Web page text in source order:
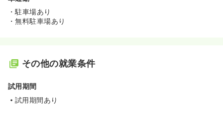
・駐車場あり
・無料駐車場あり
その他の就業条件
試用期間
試用期間あり